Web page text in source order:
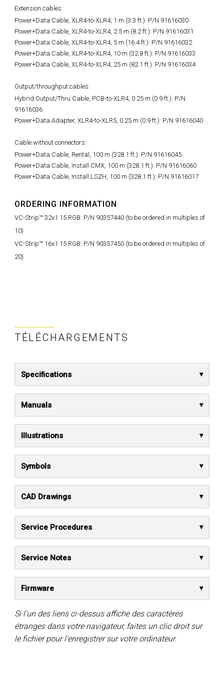
Extension cables:
Power+Data Cable, XLR4-to-XLR4, 1 m (3.3 ft.): P/N 91616030
Power+Data Cable, XLR4-to-XLR4, 2.5 m (8.2 ft.): P/N 91616031
Power+Data Cable, XLR4-to-XLR4, 5 m (16.4 ft.): P/N 91616032
Power+Data Cable, XLR4-to-XLR4, 10 m (32.8 ft.): P/N 91616033
Power+Data Cable, XLR4-to-XLR4, 25 m (82.1 ft.): P/N 91616034
Output/throughput cables:
Hybrid Output/Thru Cable, PCB-to-XLR4, 0.25 m (0.9 ft.): P/N
91616036
Power+Data Adapter, XLR4-to-XLR5, 0.25 m (0.9 ft.): P/N 91616040
Cable without connectors:
Power+Data Cable, Rental, 100 m (328.1 ft.): P/N 91616045
Power+Data Cable, Install CMX, 100 m (328.1 ft.): P/N 91616060
Power+Data Cable, Install LSZH, 100 m (328.1 ft.): P/N 91616017
ORDERING INFORMATION
VC-Strip™ 32x1 15 RGB: P/N 90357440 (to be ordered in multiples of
10)
VC-Strip™ 16x1 15 RGB: P/N 90357450 (to be ordered in multiples of
20)
TÉLÉCHARGEMENTS
Specifications
Manuals
Illustrations
Symbols
CAD Drawings
Service Procedures
Service Notes
Firmware
Si l'un des liens ci-dessus affiche des caractères
étranges dans votre navigateur, faites un clic droit sur
le fichier pour l'enregistrer sur votre ordinateur.